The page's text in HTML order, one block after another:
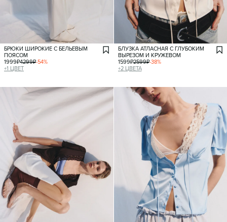
БРЮКИ ШИРОКИЕ С БЕЛЬЕВЫМ
ПОЯСОМ
1999₽4299₽-54%
+1 ЦВЕТ
БЛУЗКА АТЛАСНАЯ С ГЛУБОКИМ
ВЫРЕЗОМ И КРУЖЕВОМ
1599₽2599₽-38%
+2 ЦВЕТА